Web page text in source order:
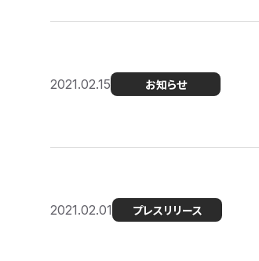
2021.02.15 お知らせ
2021.02.01 プレスリリース